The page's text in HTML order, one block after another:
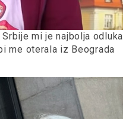
mi je najbolja odluka
me oterala iz Beograda